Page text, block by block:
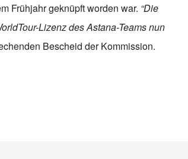
Frühjahr geknüpft worden war. “Die
Lizenz des Astana-Teams nun
Bescheid der Kommission.